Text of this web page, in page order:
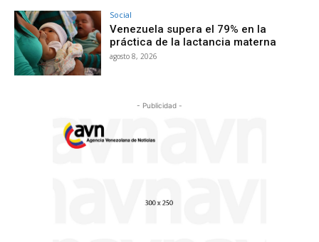
Social
Venezuela supera el 79% en la
práctica de la lactancia materna
agosto 8, 2026
- Publicidad -